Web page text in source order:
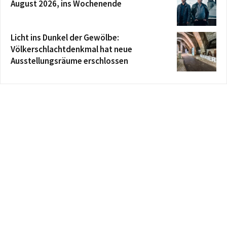
August 2026, ins Wochenende
Licht ins Dunkel der Gewölbe:
Völkerschlachtdenkmal hat neue
Ausstellungsräume erschlossen